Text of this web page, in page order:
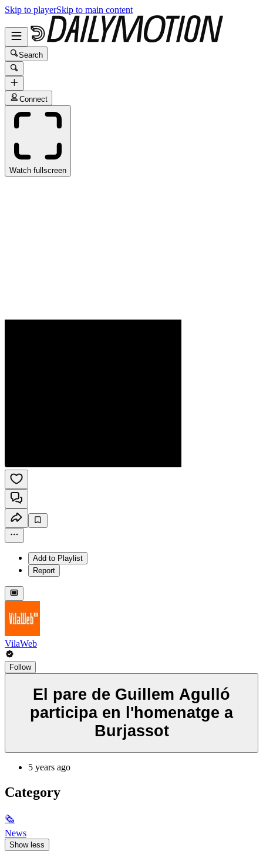
Skip to playerSkip to main content
Search
Connect
Watch fullscreen
Add to Playlist
Report
VilaWeb
Follow
El pare de Guillem Agulló
participa en l'homenatge a
Burjassot
5 years ago
Category
🗞
News
Show less